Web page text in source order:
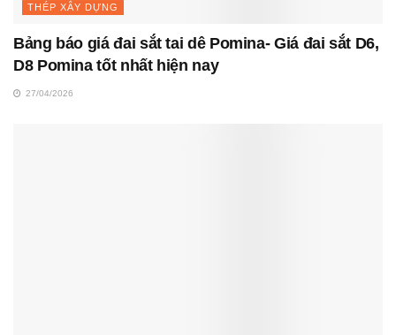
THÉP XÂY DỰNG
Bảng báo giá đai sắt tai dê Pomina- Giá đai sắt D6,
D8 Pomina tốt nhất hiện nay
27/04/2026